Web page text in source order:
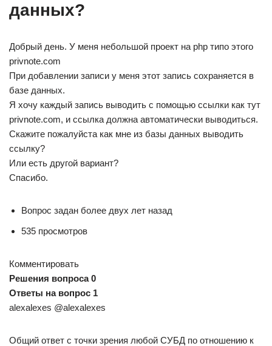
данных?
Добрый день. У меня небольшой проект на php типо этого
privnote.com
При добавлении записи у меня этот запись сохраняется в
базе данных.
Я хочу каждый запись выводить с помощью ссылки как тут
privnote.com, и ссылка должна автоматически выводиться.
Скажите пожалуйста как мне из базы данных выводить
ссылку?
Или есть другой вариант?
Спасибо.
Вопрос задан более двух лет назад
535 просмотров
Комментировать
Решения вопроса 0
Ответы на вопрос 1
alexalexes @alexalexes
Общий ответ с точки зрения любой СУБД по отношению к